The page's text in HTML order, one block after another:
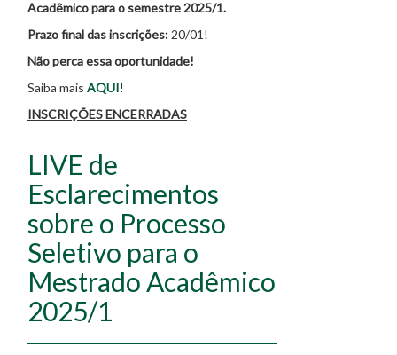
Acadêmico para o semestre 2025/1.
Prazo final das inscrições: 20/01!
Não perca essa oportunidade!
Saiba mais AQUI!
INSCRIÇÕES ENCERRADAS
LIVE de
Esclarecimentos
sobre o Processo
Seletivo para o
Mestrado Acadêmico
2025/1